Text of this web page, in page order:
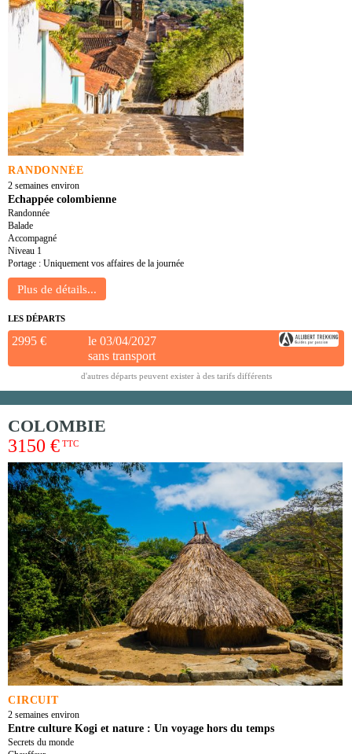
RANDONNÉE
2 semaines environ
Echappée colombienne
Randonnée
Balade
Accompagné
Niveau 1
Portage : Uniquement vos affaires de la journée
LES DÉPARTS
2995 €
le 03/04/2027
sans transport
d'autres départs peuvent exister à des tarifs différents
COLOMBIE
3150 € TTC
CIRCUIT
2 semaines environ
Entre culture Kogi et nature : Un voyage hors du temps
Secrets du monde